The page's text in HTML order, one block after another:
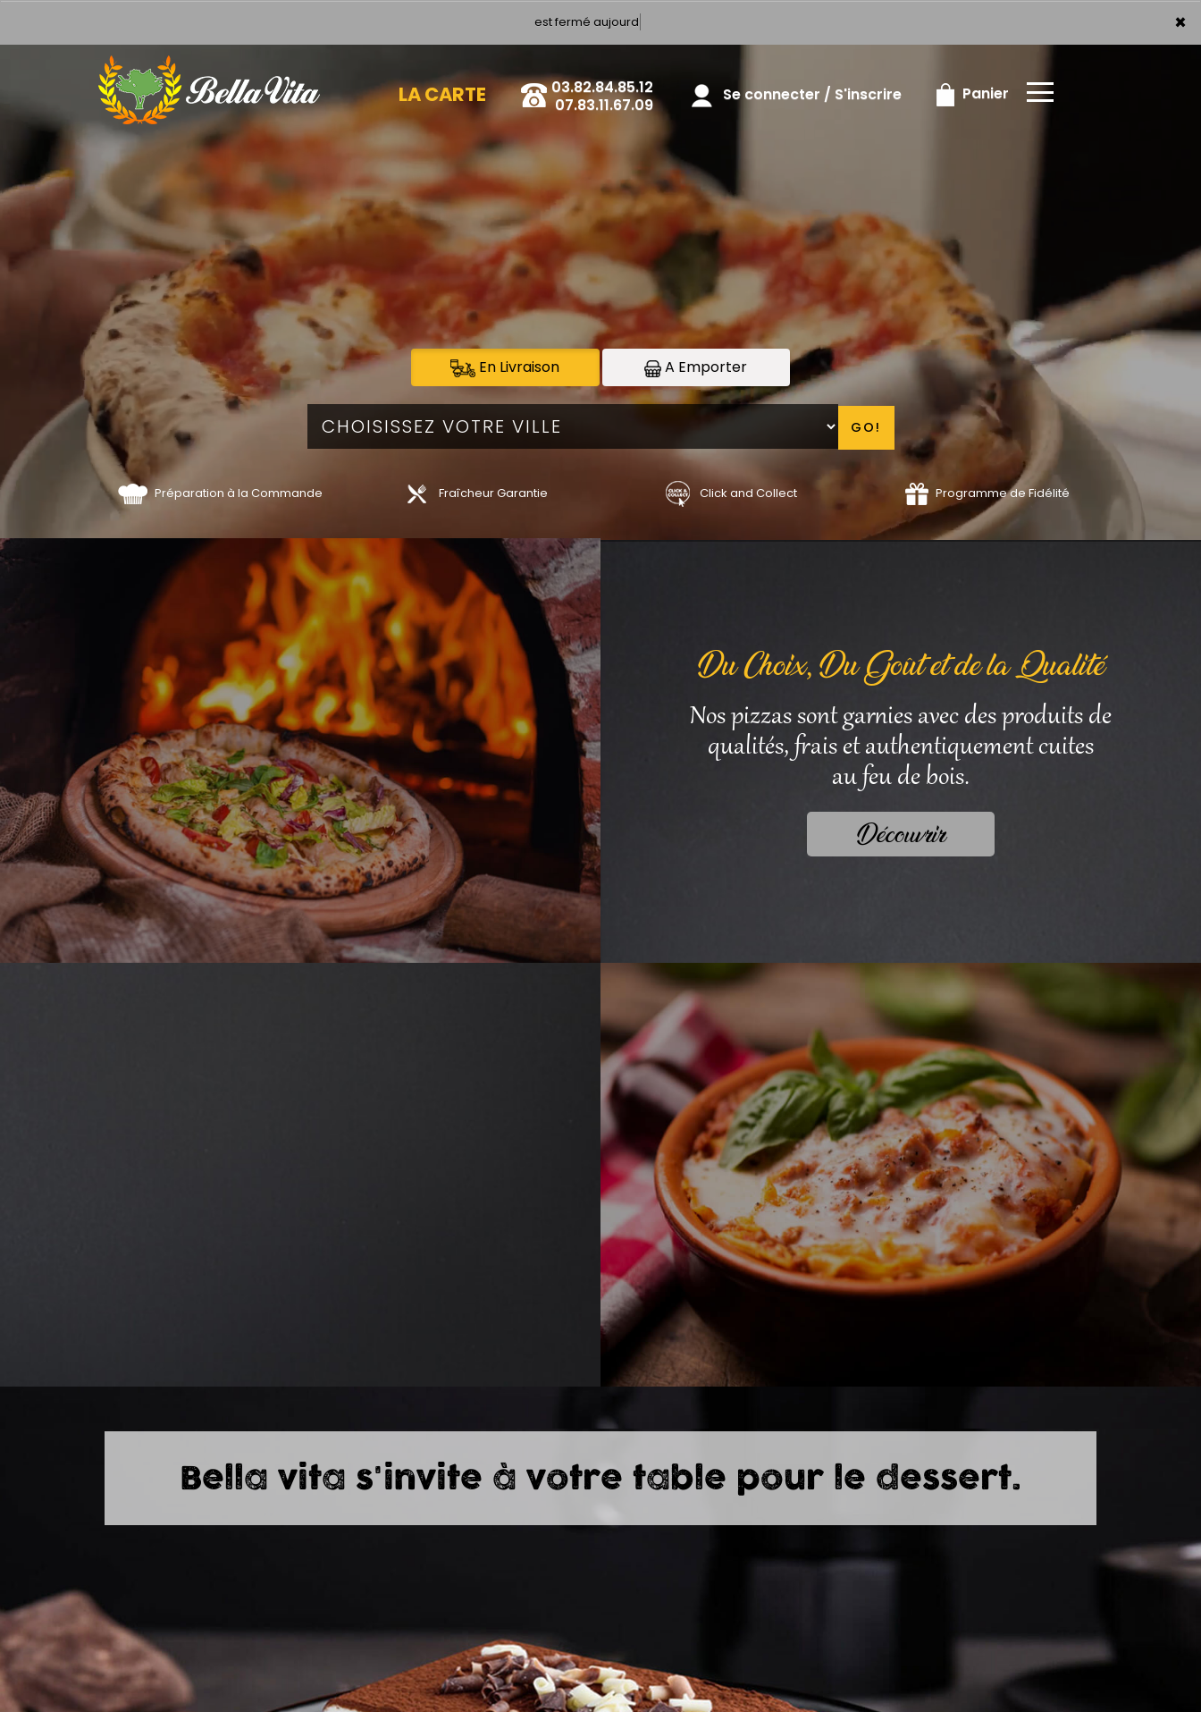
×
est fermé aujourd hui
LA CARTE
03.82.84.85.12
07.83.11.67.09
Se connecter / S'inscrire Panier
×
En Livraison A Emporter
GO!
Préparation à la Commande Fraîcheur Garantie Click and Collect Programme de Fidélité
Du Choix, Du Goût et de la Qualité
Nos pizzas sont garnies avec des produits de
qualités, frais et authentiquement cuites
au feu de bois.
Découvrir
Bella vita s'invite à votre table pour le dessert.